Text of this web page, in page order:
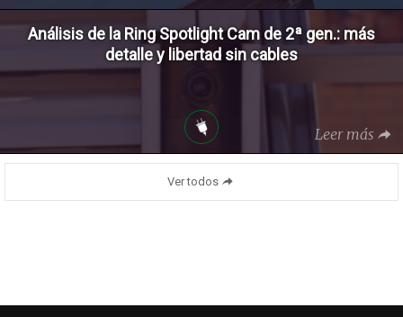
Análisis de la Ring Spotlight Cam de 2ª gen.: más
detalle y libertad sin cables
Leer más
Ver todos